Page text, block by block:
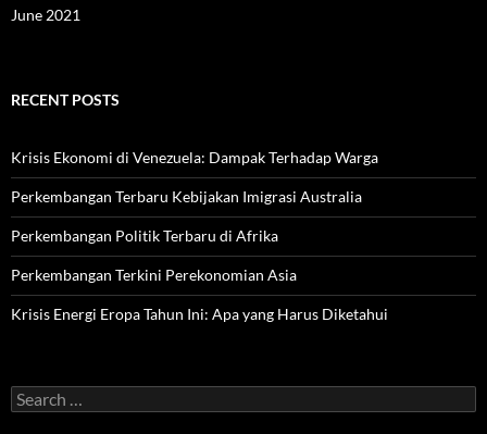
June 2021
RECENT POSTS
Krisis Ekonomi di Venezuela: Dampak Terhadap Warga
Perkembangan Terbaru Kebijakan Imigrasi Australia
Perkembangan Politik Terbaru di Afrika
Perkembangan Terkini Perekonomian Asia
Krisis Energi Eropa Tahun Ini: Apa yang Harus Diketahui
Search
for: